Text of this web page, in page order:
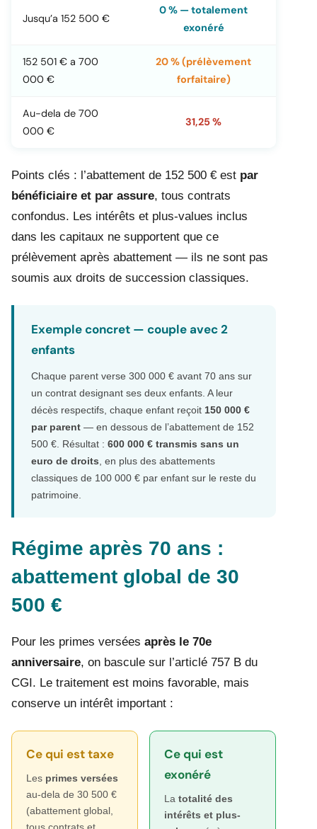
Jusqu’a 152 500 €
0 % — totalement
exonéré
152 501 € a 700
000 €
20 % (prélèvement
forfaitaire)
Au-dela de 700
000 €
31,25 %
Points clés : l’abattement de 152 500 € est par
bénéficiaire et par assure, tous contrats
confondus. Les intérêts et plus-values inclus
dans les capitaux ne supportent que ce
prélèvement après abattement — ils ne sont pas
soumis aux droits de succession classiques.
Exemple concret — couple avec 2
enfants
Chaque parent verse 300 000 € avant 70 ans sur
un contrat designant ses deux enfants. A leur
décès respectifs, chaque enfant reçoit 150 000 €
par parent — en dessous de l’abattement de 152
500 €. Résultat : 600 000 € transmis sans un
euro de droits, en plus des abattements
classiques de 100 000 € par enfant sur le reste du
patrimoine.
Régime après 70 ans :
abattement global de 30
500 €
Pour les primes versées après le 70e
anniversaire, on bascule sur l’articlé 757 B du
CGI. Le traitement est moins favorable, mais
conserve un intérêt important :
Ce qui est taxe
Les primes versées
au-dela de 30 500 €
(abattement global,
Ce qui est
exonéré
Latotalité des
intérêts et plus-